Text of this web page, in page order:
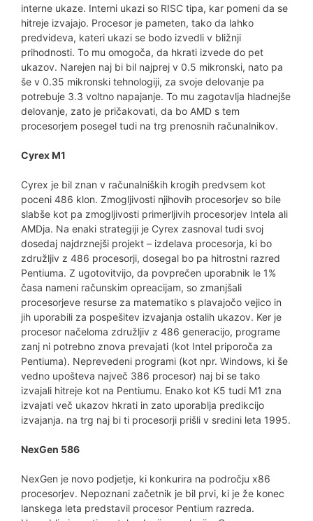
interne ukaze. Interni ukazi so RISC tipa, kar pomeni da se
hitreje izvajajo. Procesor je pameten, tako da lahko
predvideva, kateri ukazi se bodo izvedli v bližnji
prihodnosti. To mu omogoča, da hkrati izvede do pet
ukazov. Narejen naj bi bil najprej v 0.5 mikronski, nato pa
še v 0.35 mikronski tehnologiji, za svoje delovanje pa
potrebuje 3.3 voltno napajanje. To mu zagotavlja hladnejše
delovanje, zato je pričakovati, da bo AMD s tem
procesorjem posegel tudi na trg prenosnih računalnikov.
Cyrex M1
Cyrex je bil znan v računalniških krogih predvsem kot
poceni 486 klon. Zmogljivosti njihovih procesorjev so bile
slabše kot pa zmogljivosti primerljivih procesorjev Intela ali
AMDja. Na enaki strategiji je Cyrex zasnoval tudi svoj
dosedaj najdrznejši projekt – izdelava procesorja, ki bo
združljiv z 486 procesorji, dosegal bo pa hitrostni razred
Pentiuma. Z ugotovitvijo, da povprečen uporabnik le 1%
časa nameni računskim opreacijam, so zmanjšali
procesorjeve resurse za matematiko s plavajočo vejico in
jih uporabili za pospešitev izvajanja ostalih ukazov. Ker je
procesor načeloma združljiv z 486 generacijo, programe
zanj ni potrebno znova prevajati (kot Intel priporoča za
Pentiuma). Neprevedeni programi (kot npr. Windows, ki še
vedno upošteva največ 386 procesor) naj bi se tako
izvajali hitreje kot na Pentiumu. Enako kot K5 tudi M1 zna
izvajati več ukazov hkrati in zato uporablja predikcijo
izvajanja. na trg naj bi ti procesorji prišli v sredini leta 1995.
NexGen 586
NexGen je novo podjetje, ki konkurira na področju x86
procesorjev. Nepoznani začetnik je bil prvi, ki je že konec
lanskega leta predstavil procesor Pentium razreda.